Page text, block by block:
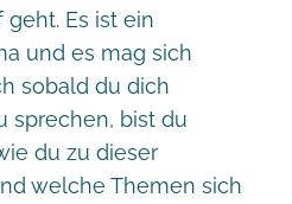
Es ist ein
und es mag sich
sobald du dich
sprechen, bist du
du zu dieser
welche Themen sich